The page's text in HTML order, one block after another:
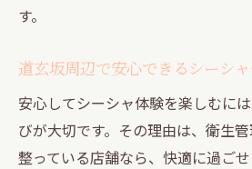
す。
道玄坂周辺で安心できるシーシ
安心してシーシャ体験を楽しむに
びが大切です。その理由は、衛生
整っている店舗なら、快適に過ご